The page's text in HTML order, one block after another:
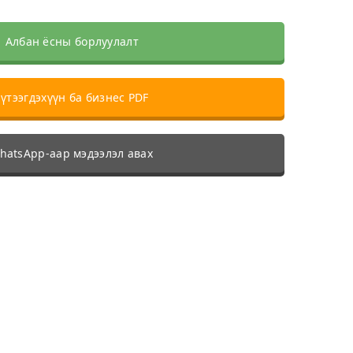
Албан ёсны борлуулалт
ба бизнес PDF
аар мэдээлэл авах